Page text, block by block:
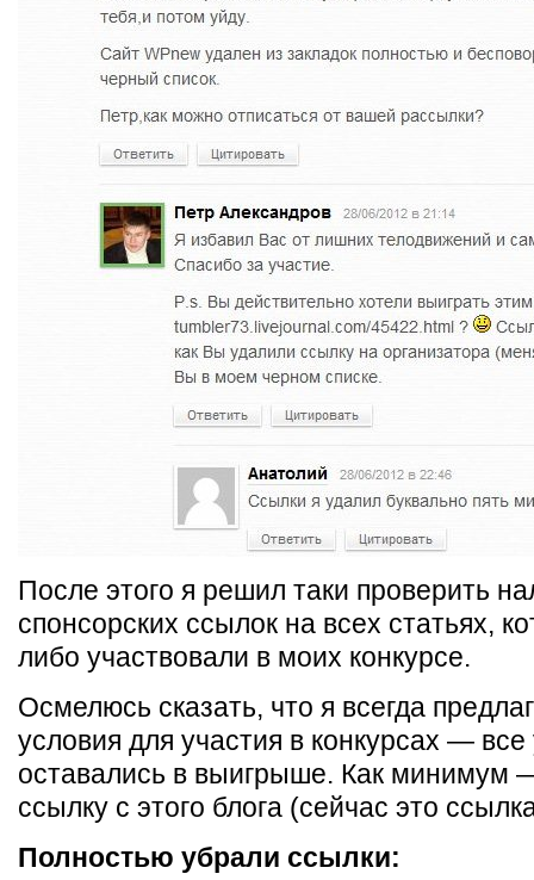
После этого я решил таки проверить
спонсорских ссылок на всех статьях,
либо участвовали в моих конкурсе.
Осмелюсь сказать, что я всегда
условия для участия в конкурсах — все
оставались в выигрыше. Как минимум
ссылку с этого блога (сейчас это
Полностью убрали ссылки: